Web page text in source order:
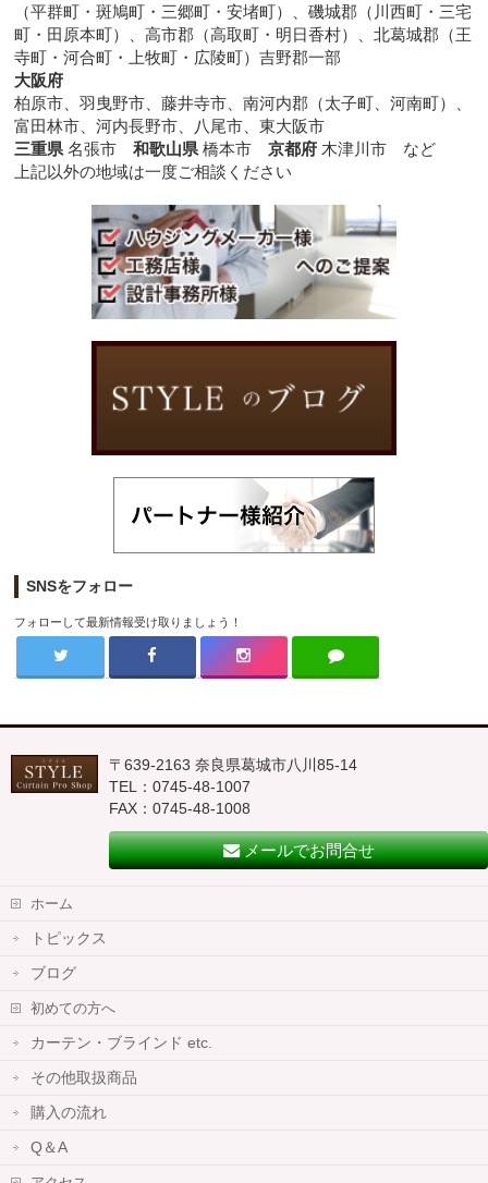
（平群町・斑鳩町・三郷町・安堵町）、磯城郡（川西町・三宅
町・田原本町）、高市郡（高取町・明日香村）、北葛城郡（王
寺町・河合町・上牧町・広陵町）吉野郡一部
大阪府
柏原市、羽曳野市、藤井寺市、南河内郡（太子町、河南町）、
富田林市、河内長野市、八尾市、東大阪市
三重県 名張市和歌山県 橋本市京都府 木津川市 など
上記以外の地域は一度ご相談ください
SNSをフォロー
フォローして最新情報受け取りましょう！
〒639-2163 奈良県葛城市八川85-14
TEL：0745-48-1007
FAX：0745-48-1008
メールでお問合せ
ホーム
トピックス
ブログ
初めての方へ
カーテン・ブラインド etc.
その他取扱商品
購入の流れ
Q＆A